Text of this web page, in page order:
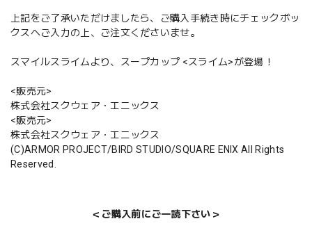
上記をご了承いただけましたら、ご購入手続き時にチェックボッ
クスへご入力の上、ご注文くださいませ。
スマイルスライムより、スープカップ <スライム>が登場！
<販売元>
株式会社スクウェア・エニックス
<販売元>
株式会社スクウェア・エニックス
(C)ARMOR PROJECT/BIRD STUDIO/SQUARE ENIX All Rights
Reserved.
＜ご購入前にご一読下さい＞